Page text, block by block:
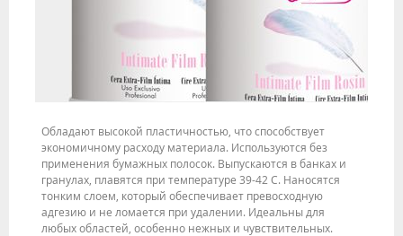
Обладают высокой пластичностью, что способствует
экономичному расходу материала. Используются без
применения бумажных полосок. Выпускаются в банках и
гранулах, плавятся при температуре 39-42 С. Наносятся
тонким слоем, который обеспечивает превосходную
адгезию и не ломается при удалении. Идеальны для
любых областей, особенно нежных и чувствительных.